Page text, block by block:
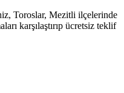
Toroslar, Mezitli ilçelerinde
karşılaştırıp ücretsiz teklif